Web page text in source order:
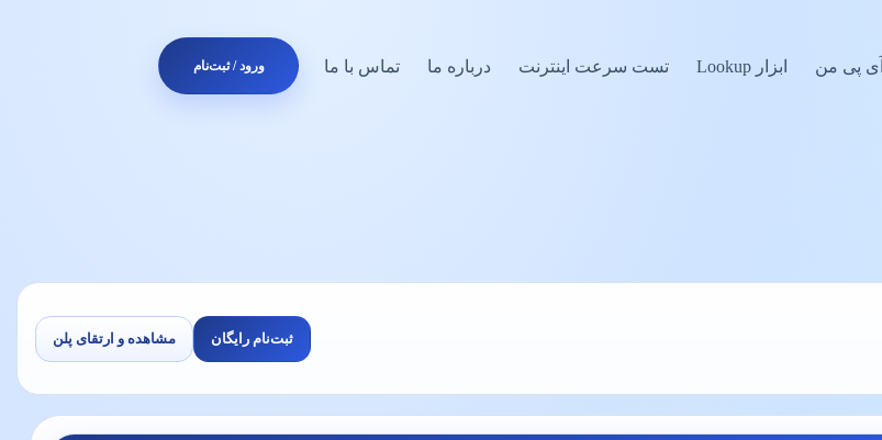
آی پی من ابزار Lookup تست سرعت اینترنت درباره ما تماس با ما ورود / ثبت‌نام
ثبت‌نام رایگان مشاهده و ارتقای پلن